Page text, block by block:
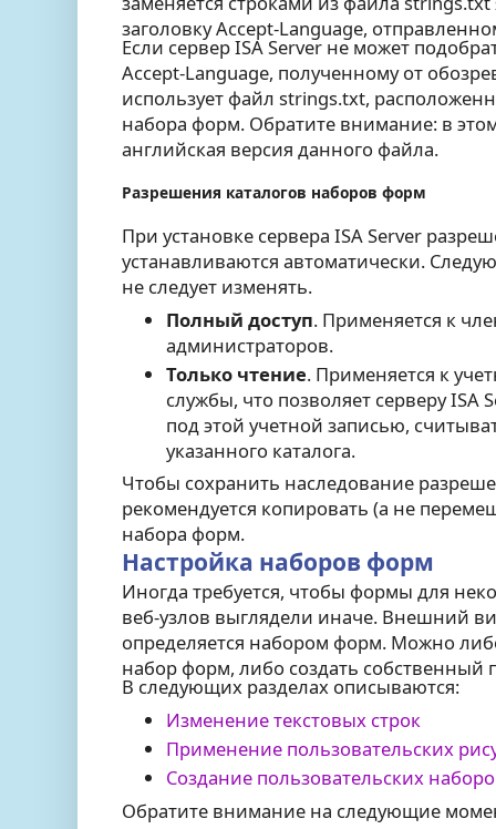
заголовку Accept-Language,
Если сервер ISA Server не может
Accept-Language, полученному от
использует файл strings.txt,
набора форм. Обратите внимание: в
английская версия данного файла.
Разрешения каталогов наборов форм
При установке сервера ISA Server
устанавливаются автоматически.
не следует изменять.
Полный доступ. Применяется к
администраторов.
Только чтение. Применяется к
службы, что позволяет серверу ISA
под этой учетной записью,
указанного каталога.
Чтобы сохранить наследование
рекомендуется копировать (а не
набора форм.
Настройка наборов форм
Иногда требуется, чтобы формы для
веб-узлов выглядели иначе. Внешний
определяется набором форм. Можно
набор форм, либо создать собственный
В следующих разделах описываются:
Изменение текстовых строк
Применение пользовательских
Создание пользовательских
Обратите внимание на следующие